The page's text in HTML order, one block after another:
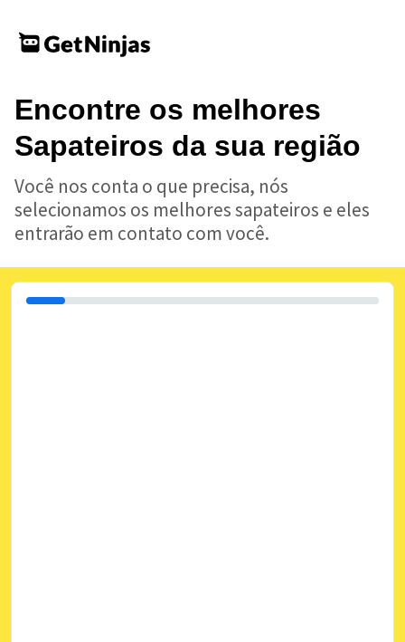
Encontre os melhores
Sapateiros da sua região
Você nos conta o que precisa, nós
selecionamos os melhores sapateiros e eles
entrarão em contato com você.